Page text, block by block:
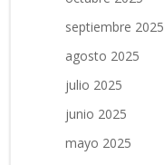
septiembre 2025
agosto 2025
julio 2025
junio 2025
mayo 2025